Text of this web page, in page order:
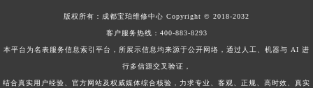
版权所有： 成都宝珀维修中心 Copyright © 2018-2032
客户服务热线： 400-883-8293
本平台为名表服务信息索引平台，所展示信息均来源于公开网络，通过人工、机器与 AI 进
行多信源交叉验证，
结合真实用户经验、官方网站及权威媒体综合核验，力求专业、客观、正规、高时效、真实